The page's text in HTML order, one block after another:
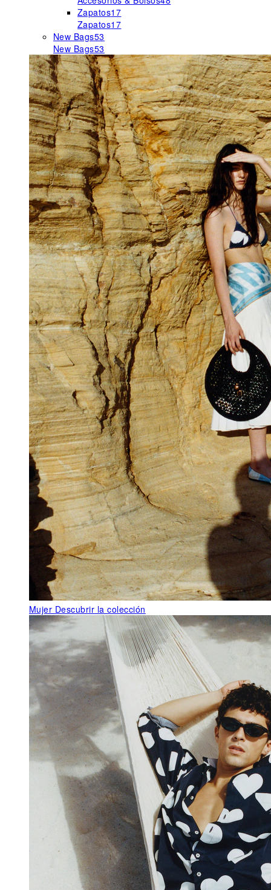
Zapatos17
Zapatos17
New Bags53
New Bags53
Mujer Descubrir la colección